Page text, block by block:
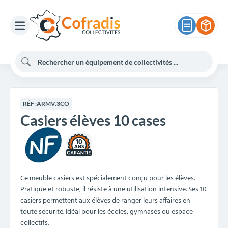
RÉF :ARMV.3CO
Casiers élèves 10 cases
10
Ce meuble casiers est spécialement conçu pour les élèves.
Pratique et robuste, il résiste à une utilisation intensive. Ses 10
casiers permettent aux élèves de ranger leurs affaires en
toute sécurité. Idéal pour les écoles, gymnases ou espace
collectifs.